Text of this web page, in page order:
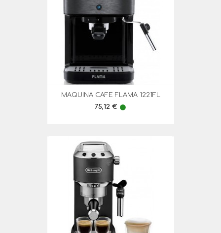
MAQUINA CAFE FLAMA 1221FL
Preço
75,12 € lens